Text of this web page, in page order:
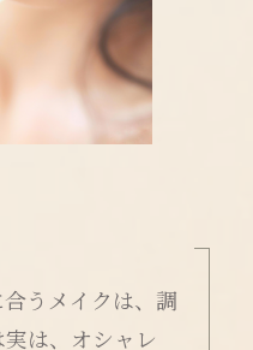
うメイクは、調
は、オシャレ